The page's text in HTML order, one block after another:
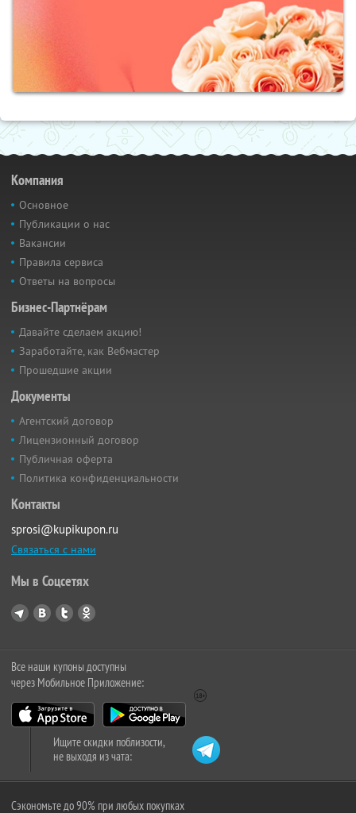
Компания
Основное
Публикации о нас
Вакансии
Правила сервиса
Ответы на вопросы
Бизнес-Партнёрам
Давайте сделаем акцию!
Заработайте, как Вебмастер
Прошедшие акции
Документы
Агентский договор
Лицензионный договор
Публичная оферта
Политика конфиденциальности
Контакты
sprosi@kupikupon.ru
Связаться с нами
Мы в Соцсетях
Все наши купоны доступны
через Мобильное Приложение:
Ищите скидки поблизости,
не выходя из чата:
Сэкономьте до 90% при любых покупках